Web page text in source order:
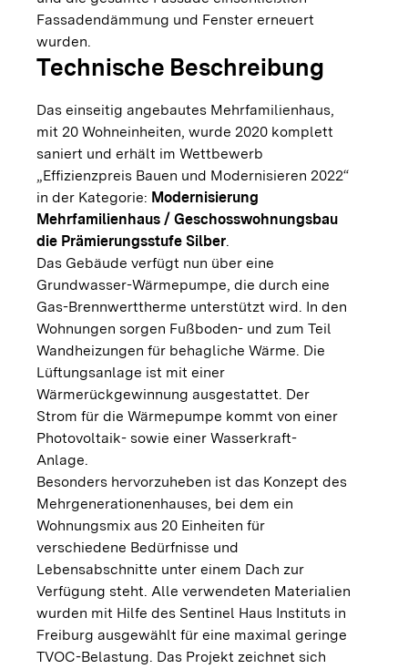
Fassadendämmung und Fenster erneuert
wurden.
Technische Beschreibung
Das einseitig angebautes Mehrfamilienhaus,
mit 20 Wohneinheiten, wurde 2020 komplett
saniert und erhält im Wettbewerb
„Effizienzpreis Bauen und Modernisieren 2022“
in der Kategorie: Modernisierung
Mehrfamilienhaus / Geschosswohnungsbau
die Prämierungsstufe Silber.
Das Gebäude verfügt nun über eine
Grundwasser-Wärmepumpe, die durch eine
Gas-Brennwerttherme unterstützt wird. In den
Wohnungen sorgen Fußboden- und zum Teil
Wandheizungen für behagliche Wärme. Die
Lüftungsanlage ist mit einer
Wärmerückgewinnung ausgestattet. Der
Strom für die Wärmepumpe kommt von einer
Photovoltaik- sowie einer Wasserkraft-
Anlage.
Besonders hervorzuheben ist das Konzept des
Mehrgenerationenhauses, bei dem ein
Wohnungsmix aus 20 Einheiten für
verschiedene Bedürfnisse und
Lebensabschnitte unter einem Dach zur
Verfügung steht. Alle verwendeten Materialien
wurden mit Hilfe des Sentinel Haus Instituts in
Freiburg ausgewählt für eine maximal geringe
TVOC-Belastung. Das Projekt zeichnet sich